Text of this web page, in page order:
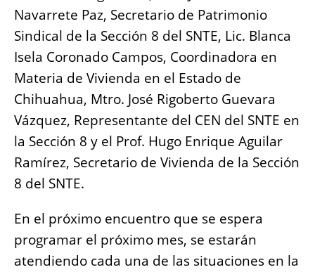
Navarrete Paz, Secretario de Patrimonio
Sindical de la Sección 8 del SNTE, Lic. Blanca
Isela Coronado Campos, Coordinadora en
Materia de Vivienda en el Estado de
Chihuahua, Mtro. José Rigoberto Guevara
Vázquez, Representante del CEN del SNTE en
la Sección 8 y el Prof. Hugo Enrique Aguilar
Ramírez, Secretario de Vivienda de la Sección
8 del SNTE.
En el próximo encuentro que se espera
programar el próximo mes, se estarán
atendiendo cada una de las situaciones en la